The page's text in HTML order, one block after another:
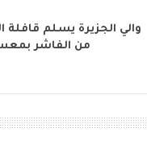
والي الجزيرة يسلم قافلة
من الفاشر